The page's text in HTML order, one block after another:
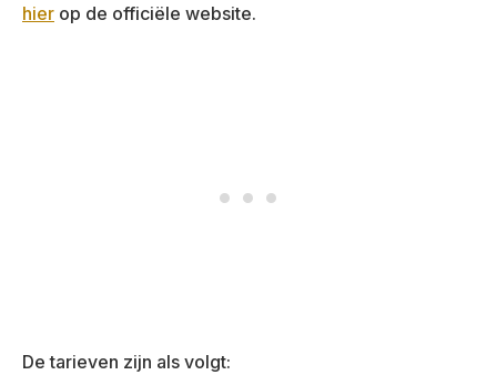
hier op de officiële website.
De tarieven zijn als volgt: